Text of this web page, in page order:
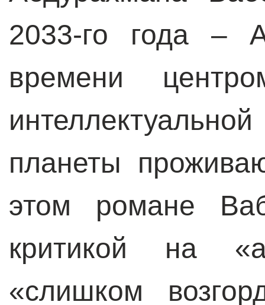
2033-го года –
времени
планеты
этом романе
критикой на
«слишком